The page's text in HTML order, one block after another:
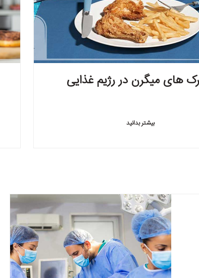
های میگرن در رژیم غذایی
بیشتر بدانید